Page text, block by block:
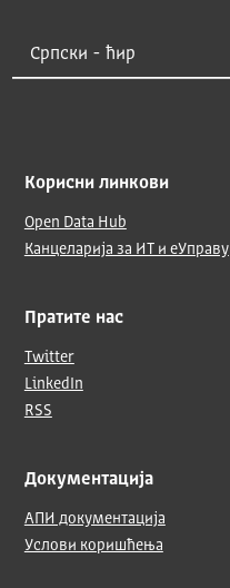
Корисни линкови
Open Data Hub
Канцеларија за ИТ и еУправу
Пратите нас
Twitter
LinkedIn
RSS
Документација
АПИ документација
Услови коришћења